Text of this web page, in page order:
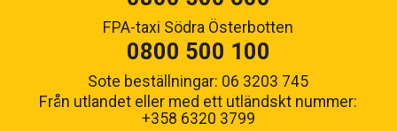
FPA-taxi Södra Österbotten
0800 500 100
Sote beställningar: 06 3203 745
Från utlandet eller med ett utländskt nummer:
+358 6320 3799